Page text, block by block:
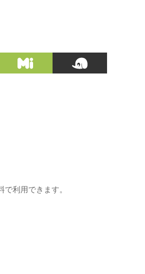
利用できます。